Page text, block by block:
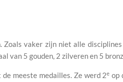
vaker zijn niet alle
van 5 gouden, 2 zilveren en 5
meeste medailles. Ze werd 2e op